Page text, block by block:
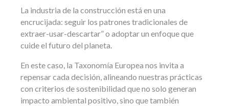
La industria de la construcción está en una
encrucijada: seguir los patrones tradicionales de
extraer-usar-descartar” o adoptar un enfoque que
cuide el futuro del planeta.
En este caso, la Taxonomía Europea nos invita a
repensar cada decisión, alineando nuestras prácticas
con criterios de sostenibilidad que no solo generan
impacto ambiental positivo, sino que también